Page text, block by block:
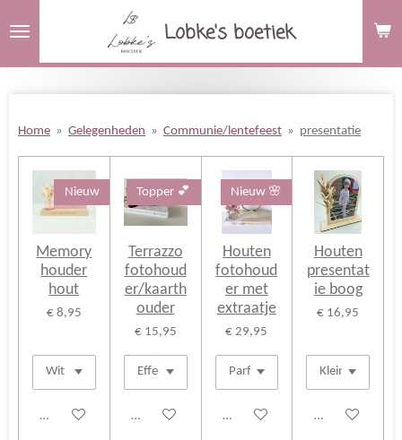
direct
Lobke's boetiek
Home » Gelegenheden » Communie/lentefeest » presentatie
Nieuw
Memory
houder
hout
€ 8,95
Bekijk details
Topper 💕
Terrazzo
fotohoud
er/kaarth
ouder
€ 15,95
Bekijk details
Nieuw 🌸
Houten
fotohoud
er met
extraatje
€ 29,95
Bekijk details
Houten
presentat
ie boog
€ 16,95
Bekijk details